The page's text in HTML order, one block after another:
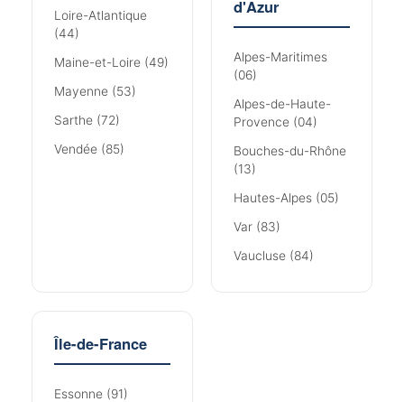
Loire-Atlantique
(44)
Maine-et-Loire (49)
Mayenne (53)
Sarthe (72)
Vendée (85)
d'Azur
Alpes-Maritimes
(06)
Alpes-de-Haute-
Provence (04)
Bouches-du-Rhône
(13)
Hautes-Alpes (05)
Var (83)
Vaucluse (84)
Île-de-France
Essonne (91)